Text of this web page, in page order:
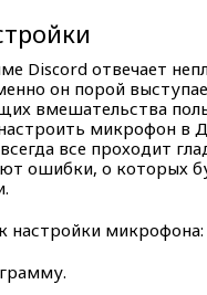
Discord отвечает
он порой
вмешательства
микрофон в
все проходит
ошибки, о которых
настройки микрофона: